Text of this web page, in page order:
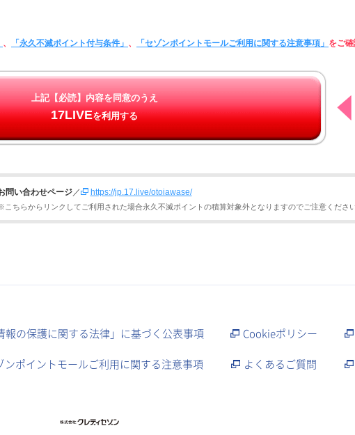
、 「永久不滅ポイント付与条件」 、 「セゾンポイントモールご利用に関する注意事項」 をご確
上記【必読】内容を同意のうえ
17LIVEを利用する
問い合わせページ／ https://jp.17.live/otoiawase/
こちらからリンクしてご利用された場合永久不滅ポイントの積算対象外となりますのでご注意ください
報の保護に関する法律」に基づく公表事項 Cookieポリシー
ンポイントモールご利用に関する注意事項 よくあるご質問